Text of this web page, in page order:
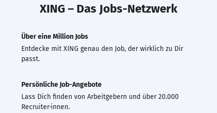
XING – Das Jobs-Netzwerk
Über eine Million Jobs
Entdecke mit XING genau den Job, der wirklich zu Dir
passt.
Persönliche Job-Angebote
Lass Dich finden von Arbeitgebern und über 20.000
Recruiter·innen.